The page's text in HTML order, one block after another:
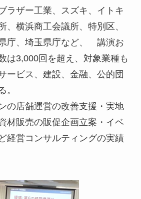
ラザー工業、スズキ、イトキ
、横浜商工会議所、特別区、
庁、埼玉県庁など、 講演お
は3,000回を超え、対象業種も
ービス、建設、金融、公的団
。
の店舗運営の改善支援・実地
材販売の販促企画立案・イベ
経営コンサルティングの実績